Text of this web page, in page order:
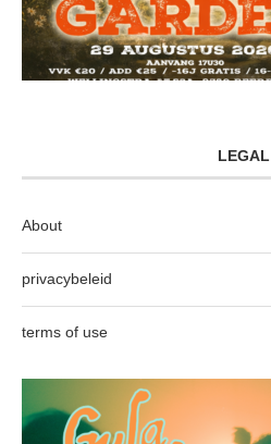
LEGAL
About
privacybeleid
terms of use